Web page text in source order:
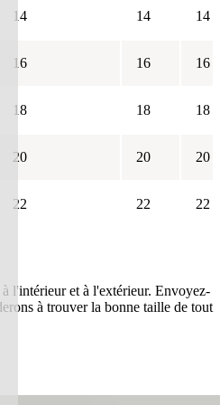
14 14 14
16 16 16
18 18 18
20 20 20
22 22 22
l'intérieur et à l'extérieur. Envoyez-
à trouver la bonne taille de tout